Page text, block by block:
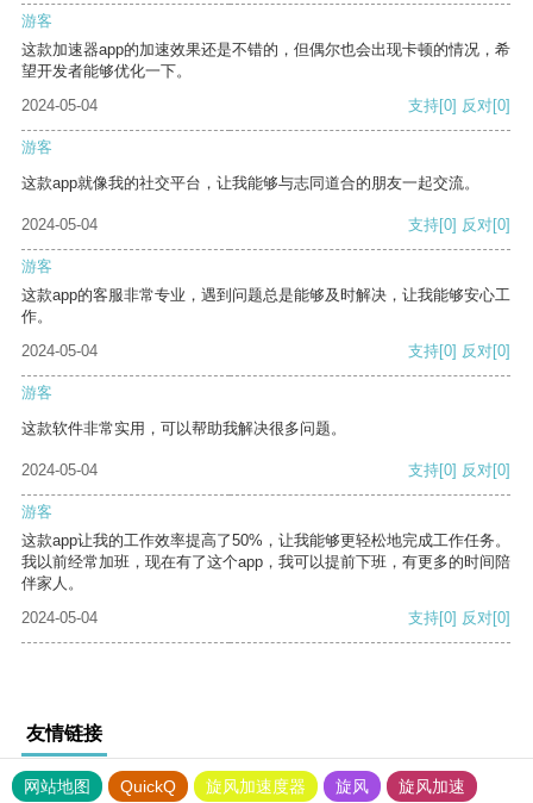
游客
这款加速器app的加速效果还是不错的，但偶尔也会出现卡顿的情况，希
望开发者能够优化一下。
2024-05-04
支持[0] 反对[0]
游客
这款app就像我的社交平台，让我能够与志同道合的朋友一起交流。
2024-05-04 支持[0] 反对[0]
游客
这款app的客服非常专业，遇到问题总是能够及时解决，让我能够安心工
作。
2024-05-04
支持[0] 反对[0]
游客
这款软件非常实用，可以帮助我解决很多问题。
2024-05-04 支持[0] 反对[0]
游客
这款app让我的工作效率提高了50%，让我能够更轻松地完成工作任务。
我以前经常加班，现在有了这个app，我可以提前下班，有更多的时间陪
伴家人。
2024-05-04
支持[0] 反对[0]
友情链接
网站地图 QuickQ 旋风加速度器 旋风 旋风加速